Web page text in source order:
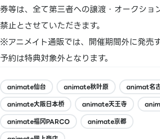
券等は、全て第三者への譲渡・オークショ
禁止とさせていただきます。
※アニメイト通販では、開催期間外に発売
予約は特典対象外となります。
animate仙台 animate秋叶原
animat名
animate大阪日本桥
animate天王寺
animate福冈PARCO
animate京都